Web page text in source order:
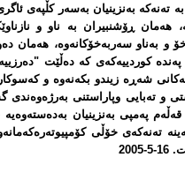
به‌ ته‌نه‌كه‌ به‌نزینیان به‌سه‌ر
ڕۆشنبیران به‌ ناو و
و به‌ناو سه‌ربه‌خۆكانه‌وه‌، هه‌مان
كوردییه‌كه‌ی كه‌ ده‌ڵێت
شه‌ڕه‌ زیندو بكه‌نه‌وه‌ و
و ته‌بایی وپاراستنی
په‌مپی به‌نزینیان
ته‌نه‌كه‌ی خۆڵی